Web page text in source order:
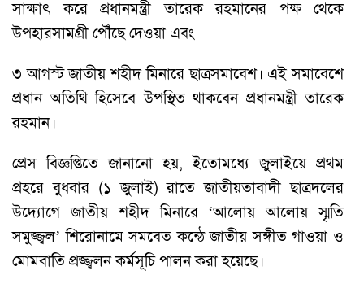
সাক্ষাৎ করে প্রধানমন্ত্রী তারেক রহমানের পক্ষ থেকে
উপহারসামগ্রী পৌঁছে দেওয়া এবং
৩ আগস্ট জাতীয় শহীদ মিনারে ছাত্রসমাবেশ। এই সমাবেশে
প্রধান অতিথি হিসেবে উপস্থিত থাকবেন প্রধানমন্ত্রী তারেক
রহমান।
প্রেস বিজ্ঞপ্তিতে জানানো হয়, ইতোমধ্যে জুলাইয়ে প্রথম
প্রহরে বুধবার (১ জুলাই) রাতে জাতীয়তাবাদী ছাত্রদলের
উদ্যোগে জাতীয় শহীদ মিনারে ‘আলোয় আলোয় স্মৃতি
সমুজ্জ্বল’ শিরোনামে সমবেত কন্ঠে জাতীয় সঙ্গীত গাওয়া ও
মোমবাতি প্রজ্জ্বলন কর্মসূচি পালন করা হয়েছে।